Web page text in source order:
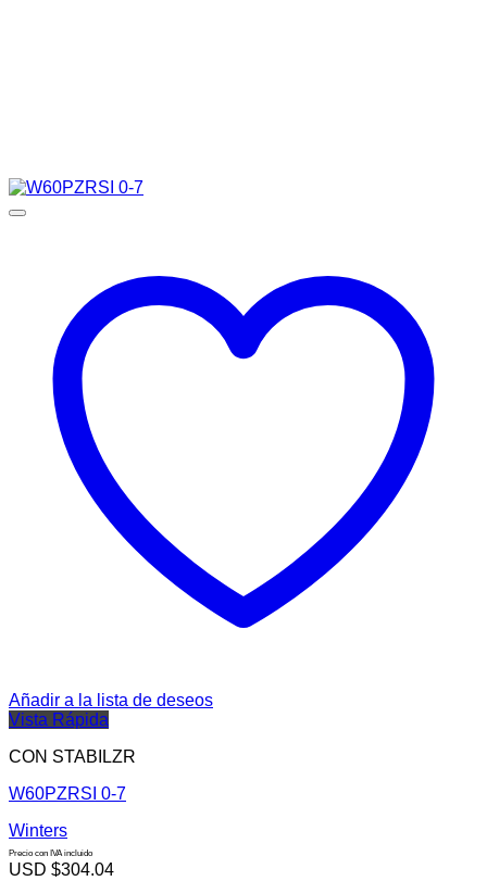
Añadir a la lista de deseos
Vista Rápida
CON STABILZR
W60PZRSI 0-7
Winters
Precio con IVA incluido
USD $304.04